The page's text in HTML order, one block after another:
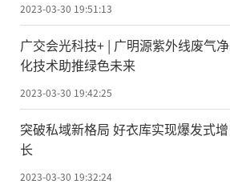
2023-03-30 19:51:13
广交会光科技+ | 广明源紫外线废气净
化技术助推绿色未来
2023-03-30 19:42:25
突破私域新格局 好衣库实现爆发式增
长
2023-03-30 19:32:24